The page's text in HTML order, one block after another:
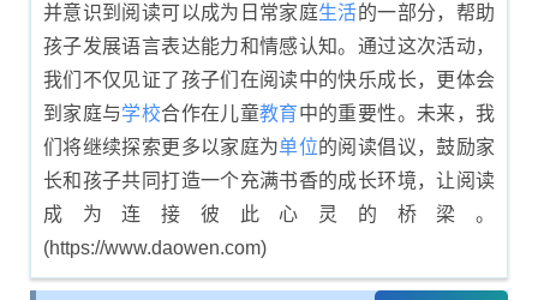
并意识到阅读可以成为日常家庭生活的一部分，帮助
孩子发展语言表达能力和情感认知。通过这次活动，
我们不仅见证了孩子们在阅读中的快乐成长，更体会
到家庭与学校合作在儿童教育中的重要性。未来，我
们将继续探索更多以家庭为单位的阅读倡议，鼓励家
长和孩子共同打造一个充满书香的成长环境，让阅读
成为连接彼此心灵的桥梁。
(https://www.daowen.com)